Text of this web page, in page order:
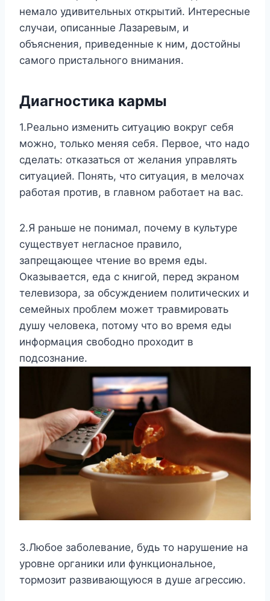
немало удивительных открытий. Интересные
случаи, описанные Лазаревым, и
объяснения, приведенные к ним, достойны
самого пристального внимания.
Диагностика кармы
1.Реально изменить ситуацию вокруг себя
можно, только меняя себя. Первое, что надо
сделать: отказаться от желания управлять
ситуацией. Понять, что ситуация, в мелочах
работая против, в главном работает на вас.
2.Я раньше не понимал, почему в культуре
существует негласное правило,
запрещающее чтение во время еды.
Оказывается, еда с книгой, перед экраном
телевизора, за обсуждением политических и
семейных проблем может травмировать
душу человека, потому что во время еды
информация свободно проходит в
подсознание.
3.Любое заболевание, будь то нарушение на
уровне органики или функциональное,
тормозит развивающуюся в душе агрессию.